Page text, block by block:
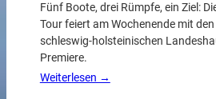
Fünf Boote, drei Rümpfe, ein Ziel:
Tour feiert am Wochenende mit
schleswig-holsteinischen
Premiere.
Weiterlesen →